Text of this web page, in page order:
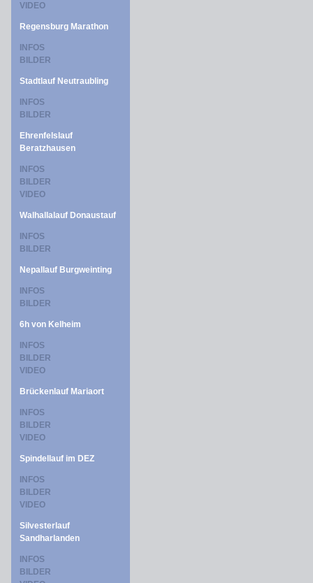
VIDEO
Regensburg Marathon
INFOS
BILDER
Stadtlauf Neutraubling
INFOS
BILDER
Ehrenfelslauf
Beratzhausen
INFOS
BILDER
VIDEO
Walhallalauf Donaustauf
INFOS
BILDER
Nepallauf Burgweinting
INFOS
BILDER
6h von Kelheim
INFOS
BILDER
VIDEO
Brückenlauf Mariaort
INFOS
BILDER
VIDEO
Spindellauf im DEZ
INFOS
BILDER
VIDEO
Silvesterlauf
Sandharlanden
INFOS
BILDER